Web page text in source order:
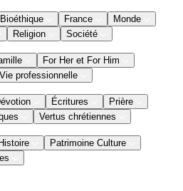
Bioéthique France
Monde
Religion Société
For Her et For Him
Vie professionnelle
Écritures
Prière
Vertus chrétiennes
Histoire
Patrimoine Culture